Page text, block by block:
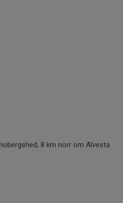
8 km norr om Alvesta